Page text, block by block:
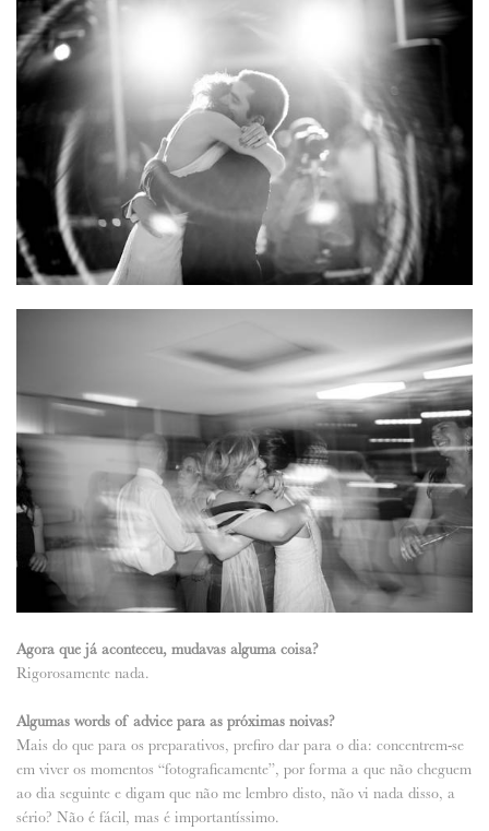
Agora que já aconteceu, mudavas alguma coisa?
Rigorosamente nada.
Algumas words of advice para as próximas noivas?
Mais do que para os preparativos, prefiro dar para o dia: concentrem-se
em viver os momentos “fotograficamente”, por forma a que não cheguem
ao dia seguinte e digam que não me lembro disto, não vi nada disso, a
sério? Não é fácil, mas é importantíssimo.